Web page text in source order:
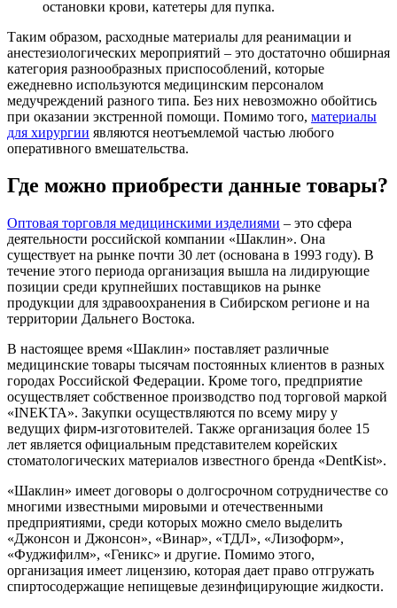
остановки крови, катетеры для пупка.
Таким образом, расходные материалы для реанимации и
анестезиологических мероприятий – это достаточно обширная
категория разнообразных приспособлений, которые
ежедневно используются медицинским персоналом
медучреждений разного типа. Без них невозможно обойтись
при оказании экстренной помощи. Помимо того, материалы
для хирургии являются неотъемлемой частью любого
оперативного вмешательства.
Где можно приобрести данные товары?
Оптовая торговля медицинскими изделиями – это сфера
деятельности российской компании «Шаклин». Она
существует на рынке почти 30 лет (основана в 1993 году). В
течение этого периода организация вышла на лидирующие
позиции среди крупнейших поставщиков на рынке
продукции для здравоохранения в Сибирском регионе и на
территории Дальнего Востока.
В настоящее время «Шаклин» поставляет различные
медицинские товары тысячам постоянных клиентов в разных
городах Российской Федерации. Кроме того, предприятие
осуществляет собственное производство под торговой маркой
«INEKTA». Закупки осуществляются по всему миру у
ведущих фирм-изготовителей. Также организация более 15
лет является официальным представителем корейских
стоматологических материалов известного бренда «DentKist».
«Шаклин» имеет договоры о долгосрочном сотрудничестве со
многими известными мировыми и отечественными
предприятиями, среди которых можно смело выделить
«Джонсон и Джонсон», «Винар», «ТДЛ», «Лизоформ»,
«Фуджифилм», «Геникс» и другие. Помимо этого,
организация имеет лицензию, которая дает право отгружать
спиртосодержащие непищевые дезинфицирующие жидкости.